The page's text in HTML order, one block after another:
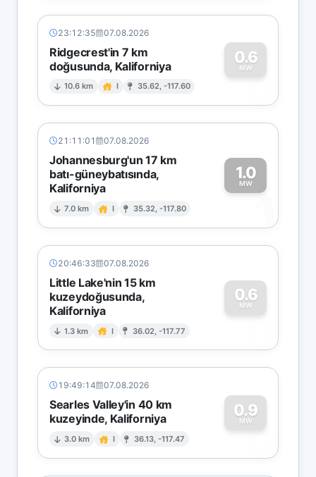
23:12:35 07.08.2026
Ridgecrest'in 7 km
doğusunda, Kaliforniya
10.6 km I 35.62, -117.60
0.6
MW
0
21:11:01 07.08.2026
Johannesburg'un 17 km
batı-güneybatısında,
Kaliforniya
7.0 km I 35.32, -117.80
1.0
MW
1
20:46:33 07.08.2026
Little Lake'nin 15 km
kuzeydoğusunda,
Kaliforniya
1.3 km I 36.02, -117.77
0.6
MW
0
19:49:14 07.08.2026
Searles Valley'in 40 km
kuzeyinde, Kaliforniya
3.0 km I 36.13, -117.47
0.9
MW
0